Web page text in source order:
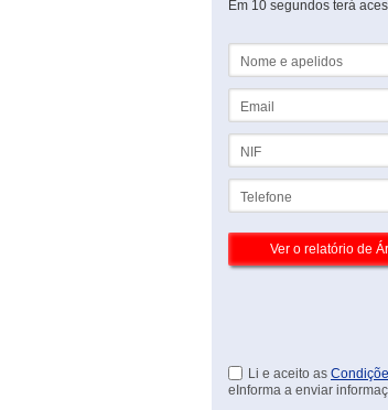
Em 10 segundos terá
Li e aceito as
eInforma a enviar